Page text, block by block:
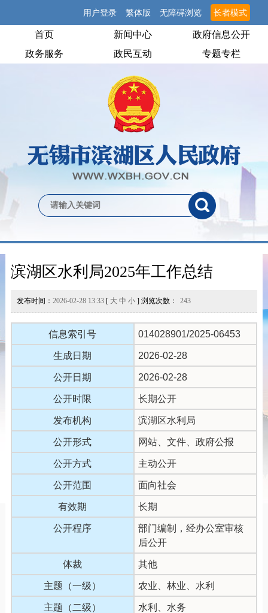
用户登录 繁体版 无障碍浏览 长者模式
首页 新闻中心
政府信息公开
政务服务
政民互动 专题专栏
滨湖区水利局2025年工作总结
发布时间： 2026-02-28 13:33[ 大 中 小] 浏览次数： 243
信息索引号 014028901/2025-06453
生成日期 2026-02-28
公开日期 2026-02-28
公开时限 长期公开
发布机构 滨湖区水利局
公开形式 网站、文件、政府公报
公开方式 主动公开
公开范围 面向社会
有效期 长期
公开程序
部门编制，经办公室审核
后公开
体裁 其他
主题（一级） 农业、林业、水利
主题（二级） 水利、水务